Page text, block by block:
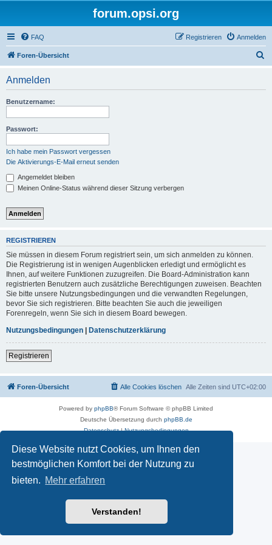
Diese Website nutzt Cookies, um Ihnen den
bestmöglichen Komfort bei der Nutzung zu
bieten. Mehr erfahren
Verstanden!
forum.opsi.org
FAQ Anmelden
Registrieren
Foren-Übersicht
Anmelden
Benutzername:
Passwort:
Ich habe mein Passwort vergessen
Die Aktivierungs-E-Mail erneut senden
Angemeldet bleiben
Meinen Online-Status während dieser Sitzung verbergen
REGISTRIEREN
Sie müssen in diesem Forum registriert sein, um sich anmelden zu können.
Die Registrierung ist in wenigen Augenblicken erledigt und ermöglicht es
Ihnen, auf weitere Funktionen zuzugreifen. Die Board-Administration kann
registrierten Benutzern auch zusätzliche Berechtigungen zuweisen. Beachten
Sie bitte unsere Nutzungsbedingungen und die verwandten Regelungen,
bevor Sie sich registrieren. Bitte beachten Sie auch die jeweiligen
Forenregeln, wenn Sie sich in diesem Board bewegen.
Nutzungsbedingungen | Datenschutzerklärung
Registrieren
Foren-Übersicht Alle Zeiten sind UTC+02:00
Alle Cookies löschen
Powered by phpBB® Forum Software © phpBB Limited
Deutsche Übersetzung durch phpBB.de
Datenschutz|Nutzungsbedingungen